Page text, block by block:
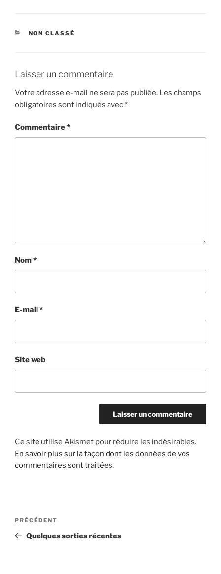
CATÉGORIES
NON CLASSÉ
Laisser un commentaire
Votre adresse e-mail ne sera pas publiée. Les champs
obligatoires sont indiqués avec*
Commentaire*
Nom*
E-mail*
Site web
Ce site utilise Akismet pour réduire les indésirables.
En savoir plus sur la façon dont les données de vos
commentaires sont traitées.
Navigation
l’article
Article
précédent
PRÉCÉDENT
Quelques sorties récentes